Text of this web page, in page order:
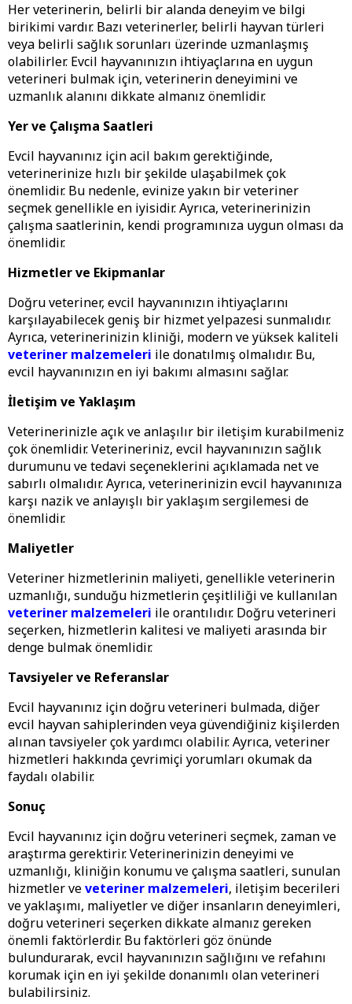
Her veterinerin, belirli bir alanda deneyim ve bilgi
birikimi vardır. Bazı veterinerler, belirli hayvan türleri
veya belirli sağlık sorunları üzerinde uzmanlaşmış
olabilirler. Evcil hayvanınızın ihtiyaçlarına en uygun
veterineri bulmak için, veterinerin deneyimini ve
uzmanlık alanını dikkate almanız önemlidir.
Yer ve Çalışma Saatleri
Evcil hayvanınız için acil bakım gerektiğinde,
veterinerinize hızlı bir şekilde ulaşabilmek çok
önemlidir. Bu nedenle, evinize yakın bir veteriner
seçmek genellikle en iyisidir. Ayrıca, veterinerinizin
çalışma saatlerinin, kendi programınıza uygun olması da
önemlidir.
Hizmetler ve Ekipmanlar
Doğru veteriner, evcil hayvanınızın ihtiyaçlarını
karşılayabilecek geniş bir hizmet yelpazesi sunmalıdır.
Ayrıca, veterinerinizin kliniği, modern ve yüksek kaliteli
veteriner malzemeleri ile donatılmış olmalıdır. Bu,
evcil hayvanınızın en iyi bakımı almasını sağlar.
İletişim ve Yaklaşım
Veterinerinizle açık ve anlaşılır bir iletişim kurabilmeniz
çok önemlidir. Veterineriniz, evcil hayvanınızın sağlık
durumunu ve tedavi seçeneklerini açıklamada net ve
sabırlı olmalıdır. Ayrıca, veterinerinizin evcil hayvanınıza
karşı nazik ve anlayışlı bir yaklaşım sergilemesi de
önemlidir.
Maliyetler
Veteriner hizmetlerinin maliyeti, genellikle veterinerin
uzmanlığı, sunduğu hizmetlerin çeşitliliği ve kullanılan
veteriner malzemeleri ile orantılıdır. Doğru veterineri
seçerken, hizmetlerin kalitesi ve maliyeti arasında bir
denge bulmak önemlidir.
Tavsiyeler ve Referanslar
Evcil hayvanınız için doğru veterineri bulmada, diğer
evcil hayvan sahiplerinden veya güvendiğiniz kişilerden
alınan tavsiyeler çok yardımcı olabilir. Ayrıca, veteriner
hizmetleri hakkında çevrimiçi yorumları okumak da
faydalı olabilir.
Sonuç
Evcil hayvanınız için doğru veterineri seçmek, zaman ve
araştırma gerektirir. Veterinerinizin deneyimi ve
uzmanlığı, kliniğin konumu ve çalışma saatleri, sunulan
hizmetler veveteriner malzemeleri, iletişim becerileri
ve yaklaşımı, maliyetler ve diğer insanların deneyimleri,
doğru veterineri seçerken dikkate almanız gereken
önemli faktörlerdir. Bu faktörleri göz önünde
bulundurarak, evcil hayvanınızın sağlığını ve refahını
korumak için en iyi şekilde donanımlı olan veterineri
bulabilirsiniz.